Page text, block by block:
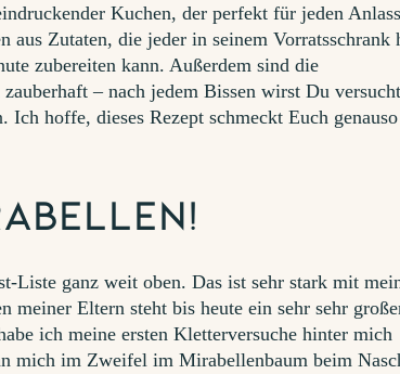
Kuchen, der perfekt für jeden
aus Zutaten, die jeder in seinem Vorratsschrank
zubereiten kann. Außerdem sind die
– nach jedem Bissen wirst Du versucht
Ich hoffe, dieses Rezept schmeckt Euch
Liste ganz weit oben. Das ist sehr stark mit
meiner Eltern steht bis heute ein sehr sehr
ich meine ersten Kletterversuche hinter mich
mich im Zweifel im Mirabellenbaum beim